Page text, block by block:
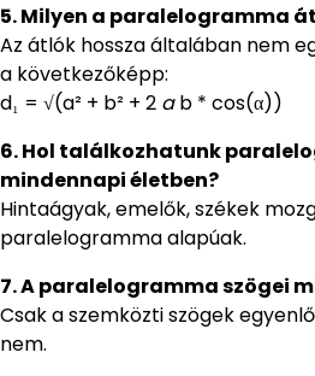
5. Milyen a paralelogramma
Az átlók hossza általában nem
a következőképp:
d₁ = √(a² + b² + 2 ab * cos(α))
6. Hol találkozhatunk
mindennapi életben?
Hintaágyak, emelők, székek
paralelogramma alapúak.
7. A paralelogramma szögei
Csak a szemközti szögek
nem.